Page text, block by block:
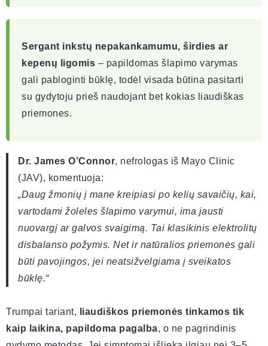
Sergant inkstų nepakankamumu, širdies ar
kepenų ligomis – papildomas šlapimo varymas
gali pabloginti būklę, todėl visada būtina pasitarti
su gydytoju prieš naudojant bet kokias liaudiškas
priemones.
Dr. James O’Connor, nefrologas iš Mayo Clinic
(JAV), komentuoja:
„Daug žmonių į mane kreipiasi po kelių savaičių, kai,
vartodami žoleles šlapimo varymui, ima jausti
nuovargį ar galvos svaigimą. Tai klasikinis elektrolitų
disbalanso požymis. Net ir natūralios priemonės gali
būti pavojingos, jei neatsižvelgiama į sveikatos
būklę.“
Trumpai tariant,
liaudiškos priemonės tinkamos tik
kaip laikina, papildoma pagalba, o ne pagrindinis